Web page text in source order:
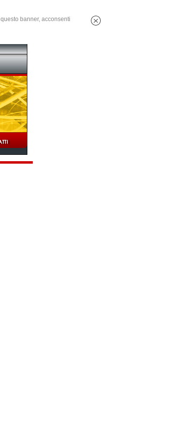
banner, acconsenti